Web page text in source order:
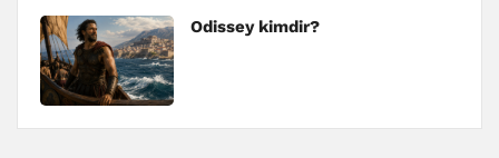
Odissey kimdir?